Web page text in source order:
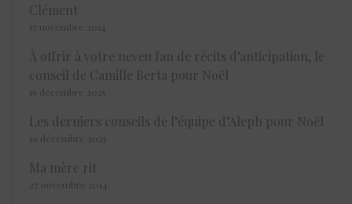
Clément
17 novembre 2014
À offrir à votre neveu fan de récits d’anticipation, le
conseil de Camille Berta pour Noël
16 décembre 2025
Les derniers conseils de l’équipe d’Aleph pour Noël
19 décembre 2025
Ma mère rit
27 novembre 2014